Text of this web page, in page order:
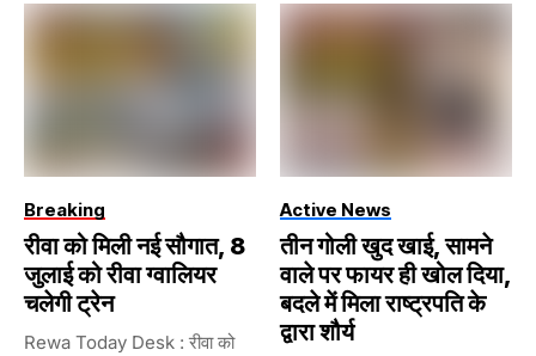
Breaking
रीवा को मिली नई सौगात, 8
जुलाई को रीवा ग्वालियर
चलेगी ट्रेन
Rewa Today Desk : रीवा को
Active News
तीन गोली खुद खाई, सामने
वाले पर फायर ही खोल दिया,
बदले में मिला राष्ट्रपति के
द्वारा शौर्य